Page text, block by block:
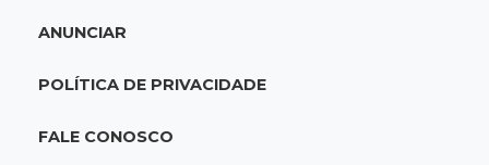
ligada a laboratório ilegal
19:56São Gabriel do Oeste
ANUNCIAR
POLÍTICA DE PRIVACIDADE
FALE CONOSCO